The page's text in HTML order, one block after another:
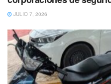
JULIO 7, 2026